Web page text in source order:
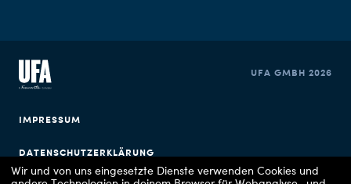
IMPRESSUM
DATENSCHUTZERKLÄRUNG
UFA GMBH 2026
Wir und von uns eingesetzte Dienste verwenden Cookies und